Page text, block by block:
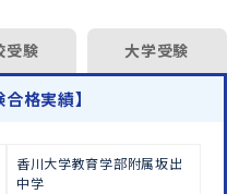
承っております。
ちら
受験 大学受験
合格実績】
香川大学教育学部附属坂出
中学